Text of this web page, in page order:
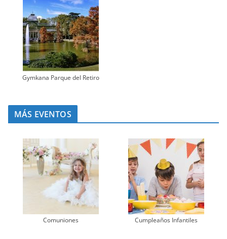
Gymkana Parque del Retiro
MÁS EVENTOS
Comuniones Cumpleaños Infantiles